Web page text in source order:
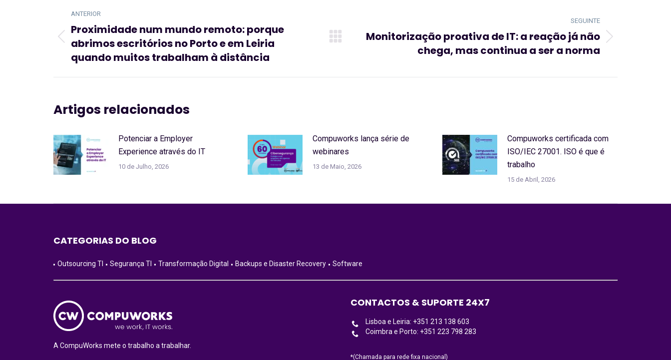
de
post:
ANTERIOR
Artigo
anterior:
Proximidade num mundo remoto: porque
abrimos escritórios no Porto e em Leiria
quando muitos trabalham à distância
SEGUINTE
Artigo
Monitorização proativa de IT: a reação já não
chega, mas continua a ser a norma
Artigos relacionados
Potenciar a Employer
Experience através do IT
10 de Julho, 2026
Compuworks lança série de
webinares
13 de Maio, 2026
Compuworks certificada com
ISO/IEC 27001. ISO é que é
trabalho
15 de Abril, 2026
CATEGORIAS DO BLOG
Outsourcing TI Segurança TI Transformação Digital Backups e Disaster Recovery Software
A CompuWorks mete o trabalho a trabalhar.
CONTACTOS & SUPORTE 24X7
Lisboa e Leiria: +351 213 138 603
Coimbra e Porto: +351 223 798 283
*(Chamada para rede fixa nacional)